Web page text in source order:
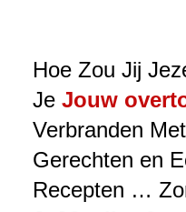
Hoe Zou Jij
Je Jouw
Verbranden
Gerechten en
Recepten …